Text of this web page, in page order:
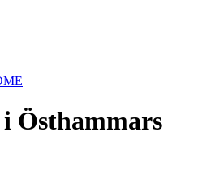
Östhammars